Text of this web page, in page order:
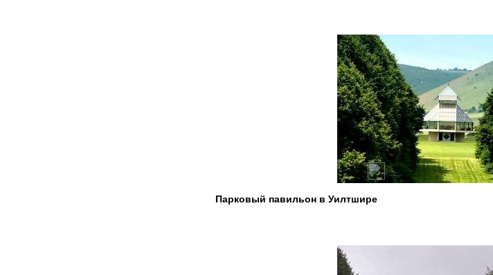
Парковый павильон в Уилтшире